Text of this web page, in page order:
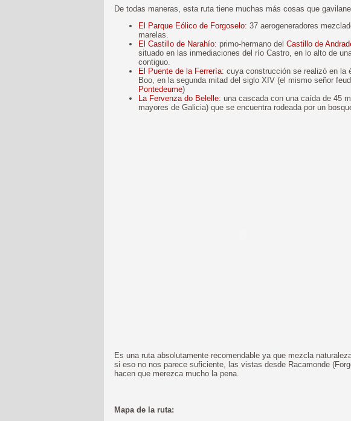
De todas maneras, esta ruta tiene muchas más cosas que
El Parque Eólico de Forgoselo: 37 aerogeneradores
marelas.
El Castillo de Narahío: primo-hermano del Castillo de
situado en las inmediaciones del río Castro, en lo alto de
contiguo.
El Puente de la Ferrería: cuya construcción se realizó en la
Boo, en la segunda mitad del siglo XIV (el mismo señor
Pontedeume)
La Fervenza do Belelle: una cascada con una caída de 45
mayores de Galicia) que se encuentra rodeada por un
Es una ruta absolutamente recomendable ya que mezcla
si eso no nos parece suficiente, las vistas desde Racamonde
hacen que merezca mucho la pena.
Mapa de la ruta: